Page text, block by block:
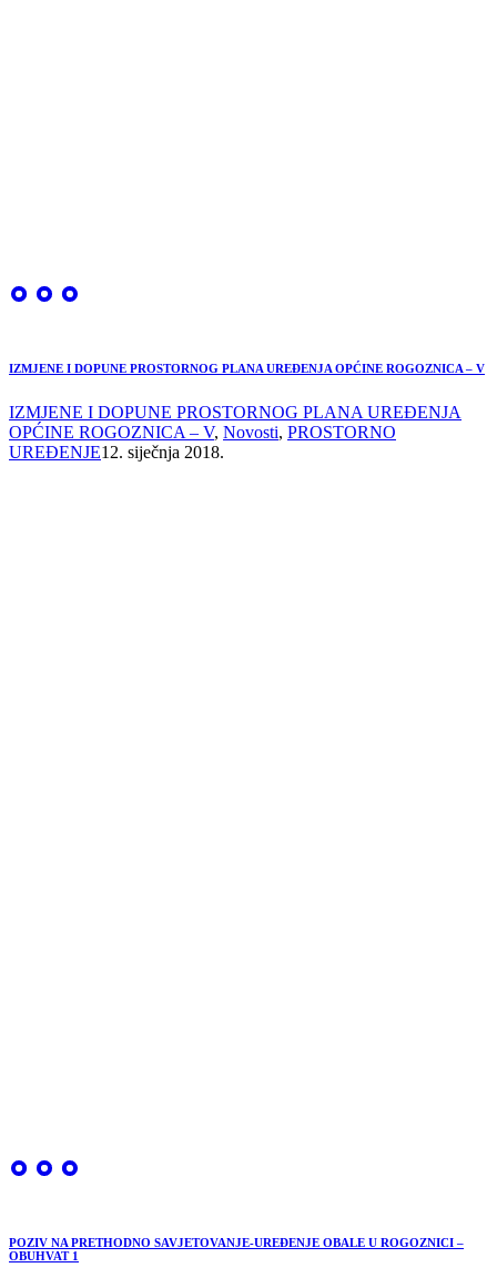
IZMJENE I DOPUNE PROSTORNOG PLANA UREĐENJA OPĆINE ROGOZNICA – V
IZMJENE I DOPUNE PROSTORNOG PLANA UREĐENJA
OPĆINE ROGOZNICA – V, Novosti, PROSTORNO
UREĐENJE12. siječnja 2018.
POZIV NA PRETHODNO SAVJETOVANJE-UREĐENJE OBALE U ROGOZNICI –
OBUHVAT 1